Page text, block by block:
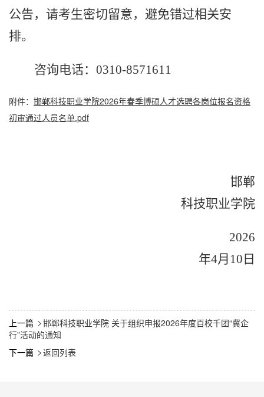
公告，请考生密切留意，避免错过相关安
排。
咨询电话： 0310-8571611
附件： 邯郸科技职业学院2026年春季博硕人才选聘各岗位报名资格
初审通过人员名单.pdf
邯郸
科技职业学院
2026
年4月 10 日
上一篇  邯郸科技职业学院 关于组织申报2026年度百校千团“冀企
行”活动的通知
下一篇  返回列表